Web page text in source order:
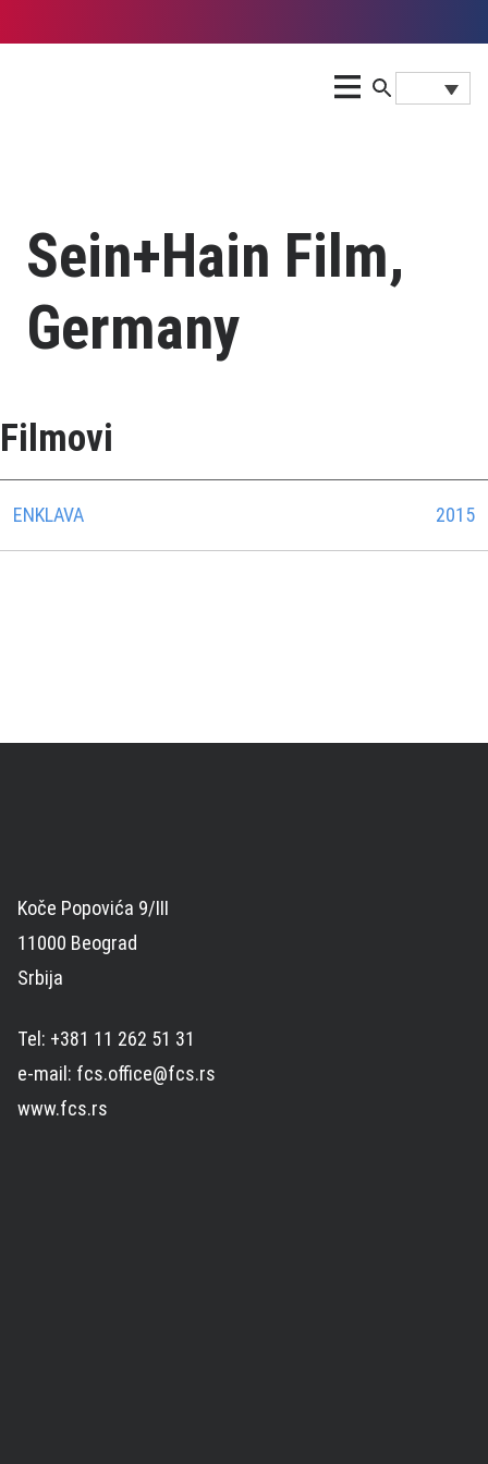
Sein+Hain Film,
Germany
Filmovi
ENKLAVA 2015
Koče Popovića 9/III
11000 Beograd
Srbija
Tel: +381 11 262 51 31
e-mail: fcs.office@fcs.rs
www.fcs.rs